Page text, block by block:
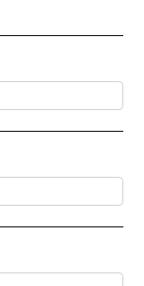
でご連絡くださ
17:00、土日祝
署